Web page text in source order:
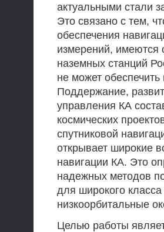
актуальными стали
Это связано с тем,
обеспечения
измерений, имеются
наземных станций
не может
Поддержание,
управления КА
космических
спутниковой
открывает широкие
навигации КА. Это
надежных методов
для широкого
низкоорбитальные
Целью работы